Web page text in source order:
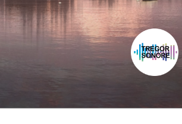
Skip
content